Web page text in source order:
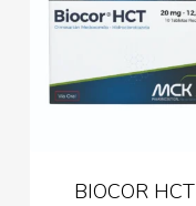
BIOCOR HCT